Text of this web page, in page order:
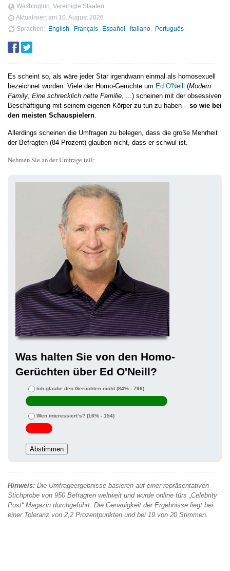
Washington, Vereinigte Staaten
Aktualisiert am 10. August 2026
Sprachen
English Français Español Italiano Português
Es scheint so, als wäre jeder Star irgendwann einmal als homosexuell
bezeichnet worden. Viele der Homo-Gerüchte um Ed O'Neill (Modern
Family, Eine schrecklich nette Familie, ...) scheinen mit der obsessiven
Beschäftigung mit seinem eigenen Körper zu tun zu haben – so wie bei
den meisten Schauspielern.
Allerdings scheinen die Umfragen zu belegen, dass die große Mehrheit
der Befragten (84 Prozent) glauben nicht, dass er schwul ist.
Nehmen Sie an der Umfrage teil:
Was halten Sie von den Homo-
Gerüchten über Ed O'Neill?
Ich glaube den Gerüchten nicht(84% - 796)
Wen interessiert’s? (16% - 154)
Hinweis: Die Umfrageergebnisse basieren auf einer repräsentativen
Stichprobe von 950 Befragten weltweit und wurde online fürs „Celebrity
Post“ Magazin durchgeführt. Die Genauigkeit der Ergebnisse liegt bei
einer Toleranz von 2,2 Prozentpunkten und bei 19 von 20 Stimmen.